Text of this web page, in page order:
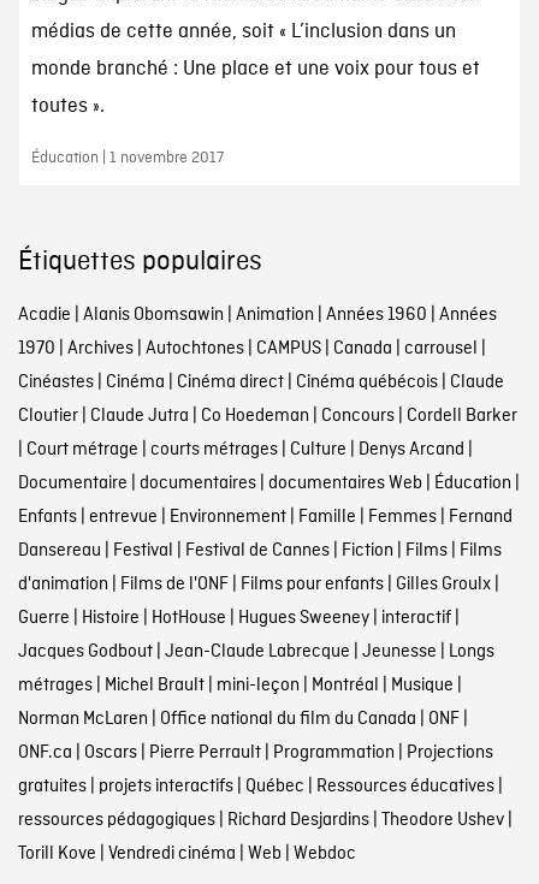
médias de cette année, soit « L’inclusion dans un
monde branché : Une place et une voix pour tous et
toutes ».
Éducation | 1 novembre 2017
Étiquettes populaires
Acadie | Alanis Obomsawin | Animation | Années 1960 | Années
1970 | Archives| Autochtones| CAMPUS| Canada | carrousel |
Cinéastes| Cinéma | Cinéma direct| Cinéma québécois| Claude
Cloutier| Claude Jutra | Co Hoedeman | Concours| Cordell Barker
| Court métrage | courts métrages| Culture | Denys Arcand |
Documentaire | documentaires| documentaires Web | Éducation |
Enfants| entrevue | Environnement| Famille | Femmes| Fernand
Dansereau | Festival | Festival de Cannes| Fiction | Films| Films
d'animation | Films de l'ONF| Films pour enfants| Gilles Groulx|
Guerre | Histoire | HotHouse | Hugues Sweeney| interactif|
Jacques Godbout| Jean-Claude Labrecque | Jeunesse | Longs
métrages| Michel Brault| mini-leçon | Montréal | Musique |
Norman McLaren | Office national du film du Canada | ONF|
ONF.ca | Oscars| Pierre Perrault| Programmation | Projections
gratuites| projets interactifs| Québec | Ressources éducatives|
ressources pédagogiques| Richard Desjardins| Theodore Ushev|
Torill Kove | Vendredi cinéma | Web | Webdoc